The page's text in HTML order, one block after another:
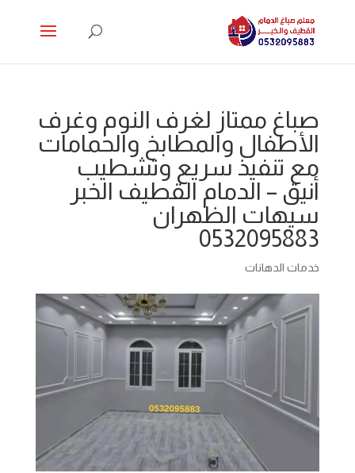
صباغ ممتاز لغرف النوم وغرف
الأطفال والمطابخ والحمامات
مع تنفيذ سريع وتشطيب
أنيق – الدمام القطيف الخبر
سيهات الظهران
0532095883
خدمات الدهانات